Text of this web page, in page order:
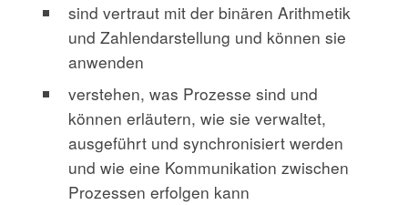
sind vertraut mit der binären Arithmetik
und Zahlendarstellung und können sie
anwenden
verstehen, was Prozesse sind und
können erläutern, wie sie verwaltet,
ausgeführt und synchronisiert werden
und wie eine Kommunikation zwischen
Prozessen erfolgen kann